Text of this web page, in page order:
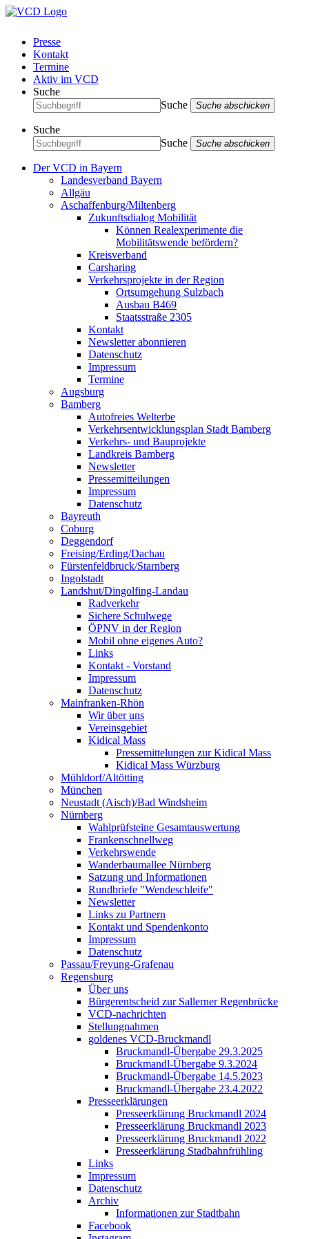
Presse
Kontakt
Termine
Aktiv im VCD
Suche
Suche
Suche abschicken
Suche
Suche
Suche abschicken
Der VCD in Bayern
Landesverband Bayern
Allgäu
Aschaffenburg/Miltenberg
Zukunftsdialog Mobilität
Können Realexperimente die
Mobilitätswende befördern?
Kreisverband
Carsharing
Verkehrsprojekte in der Region
Ortsumgehung Sulzbach
Ausbau B469
Staatsstraße 2305
Kontakt
Newsletter abonnieren
Datenschutz
Impressum
Termine
Augsburg
Bamberg
Autofreies Welterbe
Verkehrsentwicklungsplan Stadt Bamberg
Verkehrs- und Bauprojekte
Landkreis Bamberg
Newsletter
Pressemitteilungen
Impressum
Datenschutz
Bayreuth
Coburg
Deggendorf
Freising/Erding/Dachau
Fürstenfeldbruck/Starnberg
Ingolstadt
Landshut/Dingolfing-Landau
Radverkehr
Sichere Schulwege
ÖPNV in der Region
Mobil ohne eigenes Auto?
Links
Kontakt - Vorstand
Impressum
Datenschutz
Mainfranken-Rhön
Wir über uns
Vereinsgebiet
Kidical Mass
Pressemittelungen zur Kidical Mass
Kidical Mass Würzburg
Mühldorf/Altötting
München
Neustadt (Aisch)/Bad Windsheim
Nürnberg
Wahlprüfsteine Gesamtauswertung
Frankenschnellweg
Verkehrswende
Wanderbaumallee Nürnberg
Satzung und Informationen
Rundbriefe "Wendeschleife"
Newsletter
Links zu Partnern
Kontakt und Spendenkonto
Impressum
Datenschutz
Passau/Freyung-Grafenau
Regensburg
Über uns
Bürgerentscheid zur Sallerner Regenbrücke
VCD-nachrichten
Stellungnahmen
goldenes VCD-Bruckmandl
Bruckmandl-Übergabe 29.3.2025
Bruckmandl-Übergabe 9.3.2024
Bruckmandl-Übergabe 14.5.2023
Bruckmandl-Übergabe 23.4.2022
Presseerklärungen
Presseerklärung Bruckmandl 2024
Presseerklärung Bruckmandl 2023
Presseerklärung Bruckmandl 2022
Presseerklärung Stadbahnfrühling
Links
Impressum
Datenschutz
Archiv
Informationen zur Stadtbahn
Facebook